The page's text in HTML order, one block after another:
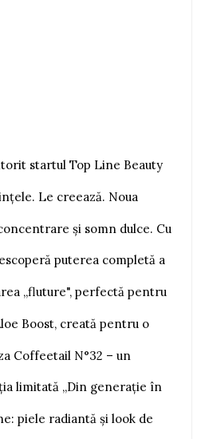
startul Top Line Beauty
Le creează. Noua
și somn dulce. Cu
puterea completă a
„fluture", perfectă pentru
Boost, creată pentru o
Coffeetail N°32 – un
limitată „Din generație în
piele radiantă și look de